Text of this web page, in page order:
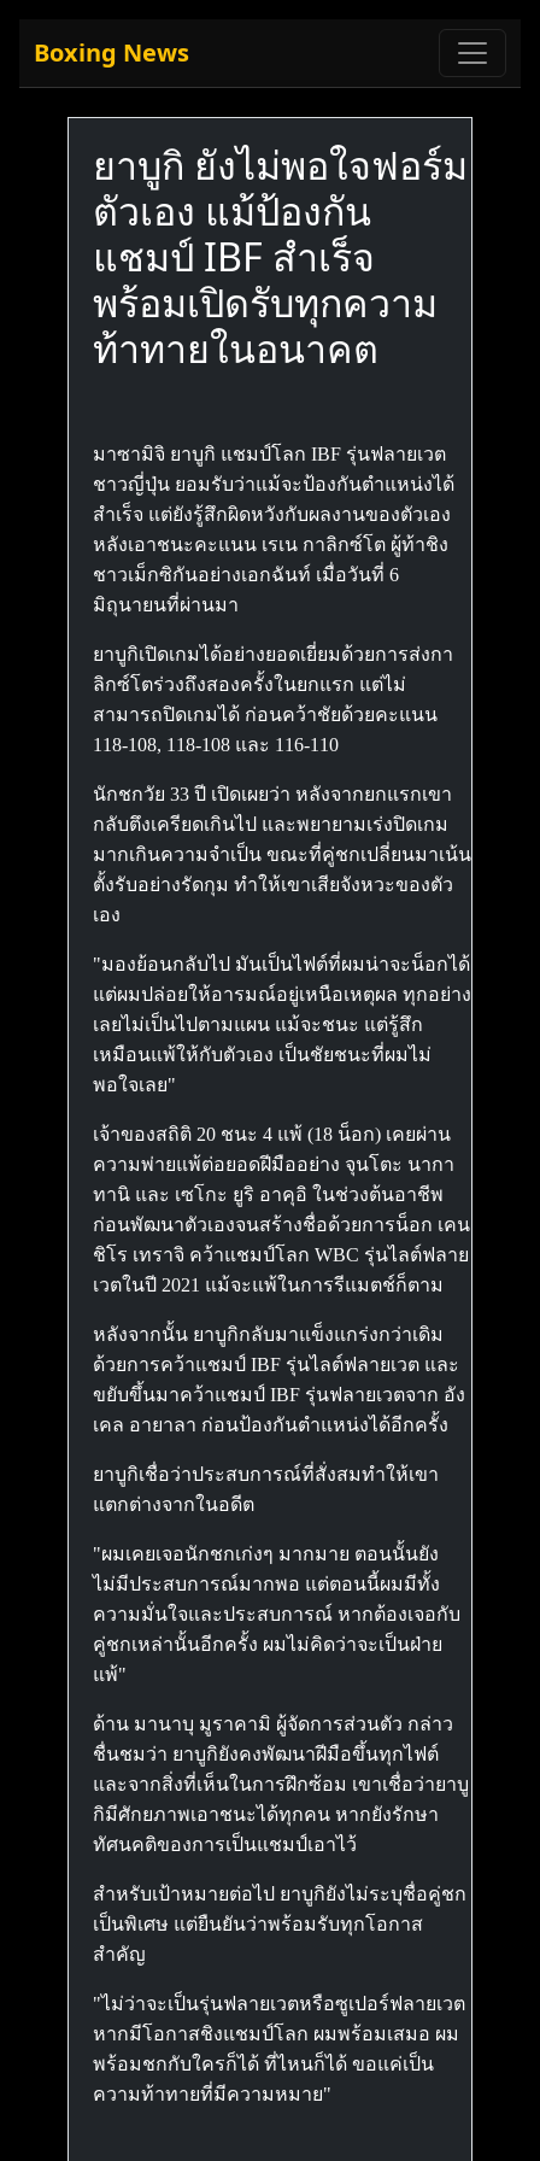
Boxing News
ยาบูกิ ยังไม่พอใจฟอร์ม
ตัวเอง แม้ป้องกัน
แชมป์ IBF สำเร็จ
พร้อมเปิดรับทุกความ
ท้าทายในอนาคต
มาซามิจิ ยาบูกิ แชมป์โลก IBF รุ่นฟลายเวต
ชาวญี่ปุ่น ยอมรับว่าแม้จะป้องกันตำแหน่งได้
สำเร็จ แต่ยังรู้สึกผิดหวังกับผลงานของตัวเอง
หลังเอาชนะคะแนน เรเน กาลิกซ์โต ผู้ท้าชิง
ชาวเม็กซิกันอย่างเอกฉันท์ เมื่อวันที่ 6
มิถุนายนที่ผ่านมา
ยาบูกิเปิดเกมได้อย่างยอดเยี่ยมด้วยการส่งกา
ลิกซ์โตร่วงถึงสองครั้งในยกแรก แต่ไม่
สามารถปิดเกมได้ ก่อนคว้าชัยด้วยคะแนน
118-108, 118-108 และ 116-110
นักชกวัย 33 ปี เปิดเผยว่า หลังจากยกแรกเขา
กลับตึงเครียดเกินไป และพยายามเร่งปิดเกม
มากเกินความจำเป็น ขณะที่คู่ชกเปลี่ยนมาเน้น
ตั้งรับอย่างรัดกุม ทำให้เขาเสียจังหวะของตัว
เอง
"มองย้อนกลับไป มันเป็นไฟต์ที่ผมน่าจะน็อกได้
แต่ผมปล่อยให้อารมณ์อยู่เหนือเหตุผล ทุกอย่าง
เลยไม่เป็นไปตามแผน แม้จะชนะ แต่รู้สึก
เหมือนแพ้ให้กับตัวเอง เป็นชัยชนะที่ผมไม่
พอใจเลย"
เจ้าของสถิติ 20 ชนะ 4 แพ้ (18 น็อก) เคยผ่าน
ความพ่ายแพ้ต่อยอดฝีมืออย่าง จุนโตะ นากา
ทานิ และ เซโกะ ยูริ อาคุอิ ในช่วงต้นอาชีพ
ก่อนพัฒนาตัวเองจนสร้างชื่อด้วยการน็อก เคน
ชิโร เทราจิ คว้าแชมป์โลก WBC รุ่นไลต์ฟลาย
เวตในปี 2021 แม้จะแพ้ในการรีแมตช์ก็ตาม
หลังจากนั้น ยาบูกิกลับมาแข็งแกร่งกว่าเดิม
ด้วยการคว้าแชมป์ IBF รุ่นไลต์ฟลายเวต และ
ขยับขึ้นมาคว้าแชมป์ IBF รุ่นฟลายเวตจาก อัง
เคล อายาลา ก่อนป้องกันตำแหน่งได้อีกครั้ง
ยาบูกิเชื่อว่าประสบการณ์ที่สั่งสมทำให้เขา
แตกต่างจากในอดีต
"ผมเคยเจอนักชกเก่งๆ มากมาย ตอนนั้นยัง
ไม่มีประสบการณ์มากพอ แต่ตอนนี้ผมมีทั้ง
ความมั่นใจและประสบการณ์ หากต้องเจอกับ
คู่ชกเหล่านั้นอีกครั้ง ผมไม่คิดว่าจะเป็นฝ่าย
แพ้"
ด้าน มานาบุ มูราคามิ ผู้จัดการส่วนตัว กล่าว
ชื่นชมว่า ยาบูกิยังคงพัฒนาฝีมือขึ้นทุกไฟต์
และจากสิ่งที่เห็นในการฝึกซ้อม เขาเชื่อว่ายาบู
กิมีศักยภาพเอาชนะได้ทุกคน หากยังรักษา
ทัศนคติของการเป็นแชมป์เอาไว้
สำหรับเป้าหมายต่อไป ยาบูกิยังไม่ระบุชื่อคู่ชก
เป็นพิเศษ แต่ยืนยันว่าพร้อมรับทุกโอกาส
สำคัญ
"ไม่ว่าจะเป็นรุ่นฟลายเวตหรือซูเปอร์ฟลายเวต
หากมีโอกาสชิงแชมป์โลก ผมพร้อมเสมอ ผม
พร้อมชกกับใครก็ได้ ที่ไหนก็ได้ ขอแค่เป็น
ความท้าทายที่มีความหมาย"